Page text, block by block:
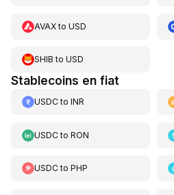
AVAXto USD
SHIB to USD
Stablecoins en fiat
USDCto INR
USDCto RON
USDCto PHP